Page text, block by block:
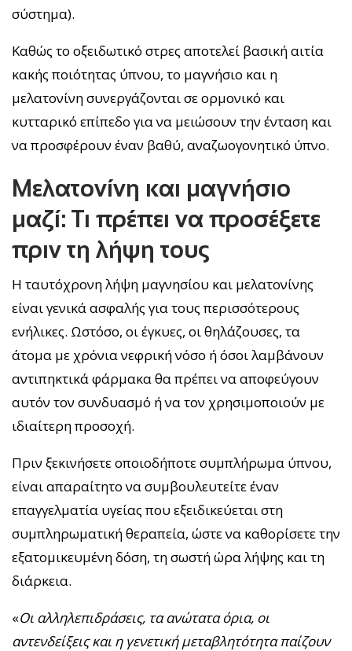
σύστημα).
Καθώς το οξειδωτικό στρες αποτελεί βασική αιτία
κακής ποιότητας ύπνου, το μαγνήσιο και η
μελατονίνη συνεργάζονται σε ορμονικό και
κυτταρικό επίπεδο για να μειώσουν την ένταση και
να προσφέρουν έναν βαθύ, αναζωογονητικό ύπνο.
Μελατονίνη και μαγνήσιο
μαζί: Τι πρέπει να προσέξετε
πριν τη λήψη τους
Η ταυτόχρονη λήψη μαγνησίου και μελατονίνης
είναι γενικά ασφαλής για τους περισσότερους
ενήλικες. Ωστόσο, οι έγκυες, οι θηλάζουσες, τα
άτομα με χρόνια νεφρική νόσο ή όσοι λαμβάνουν
αντιπηκτικά φάρμακα θα πρέπει να αποφεύγουν
αυτόν τον συνδυασμό ή να τον χρησιμοποιούν με
ιδιαίτερη προσοχή.
Πριν ξεκινήσετε οποιοδήποτε συμπλήρωμα ύπνου,
είναι απαραίτητο να συμβουλευτείτε έναν
επαγγελματία υγείας που εξειδικεύεται στη
συμπληρωματική θεραπεία, ώστε να καθορίσετε την
εξατομικευμένη δόση, τη σωστή ώρα λήψης και τη
διάρκεια.
«Οι αλληλεπιδράσεις, τα ανώτατα όρια, οι
αντενδείξεις και η γενετική μεταβλητότητα παίζουν